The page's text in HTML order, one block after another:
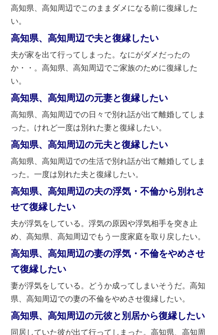
高知県、高知周辺でこのままダメになる前に復縁した
い。
高知県、高知周辺で夫と復縁したい
夫が家を出て行ってしまった。なにがダメだったの
か・・。高知県、高知周辺でご家族のために復縁した
い。
高知県、高知周辺の元妻と復縁したい
高知県、高知周辺での日々で別れ話が出て離婚してしま
った。けれど一度は別れた妻と復縁したい。
高知県、高知周辺の元夫と復縁したい
高知県、高知周辺での生活で別れ話が出て離婚してしま
った。一度は別れた夫と復縁したい。
高知県、高知周辺の夫の浮気・不倫から別れさ
せて復縁したい
夫が浮気をしている。浮気の原因や浮気相手を突き止
め、高知県、高知周辺でもう一度家庭を取り戻したい。
高知県、高知周辺の妻の浮気・不倫をやめさせ
て復縁したい
妻が浮気をしている。どうか成ってしまいそうだ。高知
県、高知周辺での妻の不倫をやめさせ復縁したい。
高知県、高知周辺の元彼と別居から復縁したい
同居していた彼が出て行ってしまった。高知県、高知周